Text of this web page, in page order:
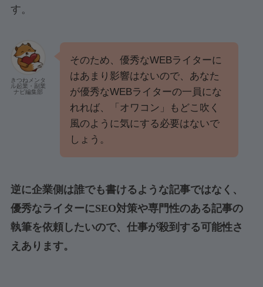
す。
きつねメンタ
ル起業・副業
ナビ編集部
そのため、優秀なWEBライターに
はあまり影響はないので、あなた
が優秀なWEBライターの一員にな
れれば、「オワコン」もどこ吹く
風のように気にする必要はないで
しょう。
逆に企業側は誰でも書けるような記事ではなく、
優秀なライターにSEO対策や専門性のある記事の
執筆を依頼したいので、仕事が殺到する可能性さ
えあります。